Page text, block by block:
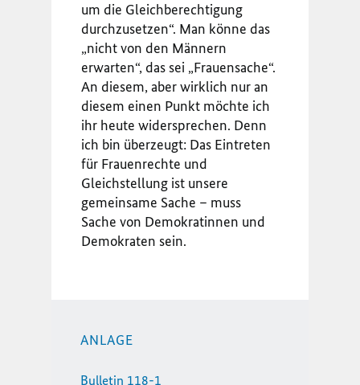
um die Gleichberechtigung
durchzusetzen“. Man könne das
„nicht von den Männern
erwarten“, das sei „Frauensache“.
An diesem, aber wirklich nur an
diesem einen Punkt möchte ich
ihr heute widersprechen. Denn
ich bin überzeugt: Das Eintreten
für Frauenrechte und
Gleichstellung ist unsere
gemeinsame Sache – muss
Sache von Demokratinnen und
Demokraten sein.
ANLAGE
Bulletin 118-1